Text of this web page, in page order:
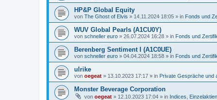
HP&P Global Equity
von The Ghost of Elvis » 14.11.2024 18:05 » in Fonds und
WUV Global Pearls (A1CU0Y)
von schneller euro » 26.07.2024 16:28 » in Fonds und
Berenberg Sentiment I (A1C0UE)
von schneller euro » 04.04.2024 18:58 » in Fonds und
ulrike
von oegeat » 13.10.2023 17:17 » in Private Gespräche und
Monster Beverage Corporation
von oegeat » 12.10.2023 17:04 » in Indices,